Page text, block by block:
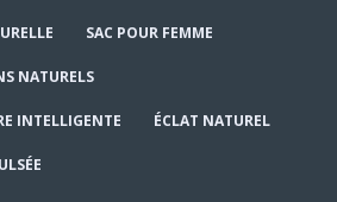
SAC POUR FEMME
NATURELS
INTELLIGENTE ÉCLAT NATUREL